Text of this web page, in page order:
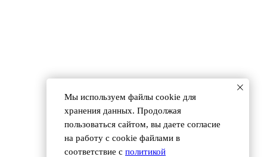
Мы используем файлы сookie для
хранения данных. Продолжая
пользоваться сайтом, вы даете согласие
на работу с cookie файлами в
соответствие с политикой